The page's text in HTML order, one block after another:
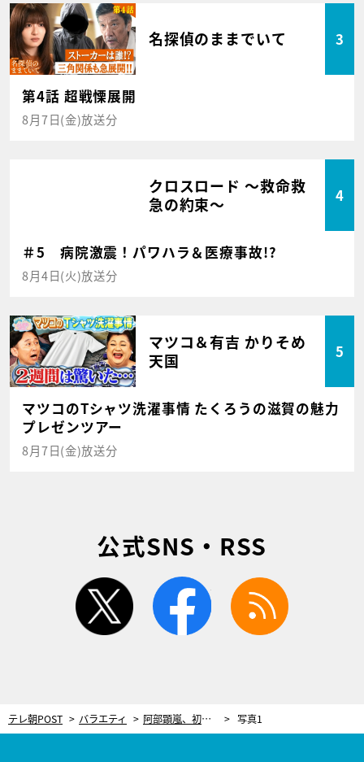
名探偵のままでいて 3
第4話 超戦慄展開
8月7日(金)放送分
クロスロード ～救命救
急の約束～
4
＃5 病院激震！パワハラ＆医療事故!?
8月4日(火)放送分
マツコ＆有吉 かりそめ
天国
5
マツコのTシャツ洗濯事情 たくろうの滋賀の魅力
プレゼンツアー
8月7日(金)放送分
公式SNS・RSS
twitter facebook
テレ朝POST バラエティ 阿部顕嵐、初冠番組『アランタウン』独占配信！9年ぶり共演の親友・岩橋玄樹が初回ゲスト 写真1